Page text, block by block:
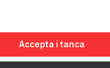
l’associació
una missió
la gestió i
Accepta i tanca